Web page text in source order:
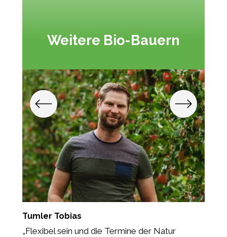
Weitere Bio-Bauern
Tumler Tobias
„Flexibel sein und die Termine der Natur